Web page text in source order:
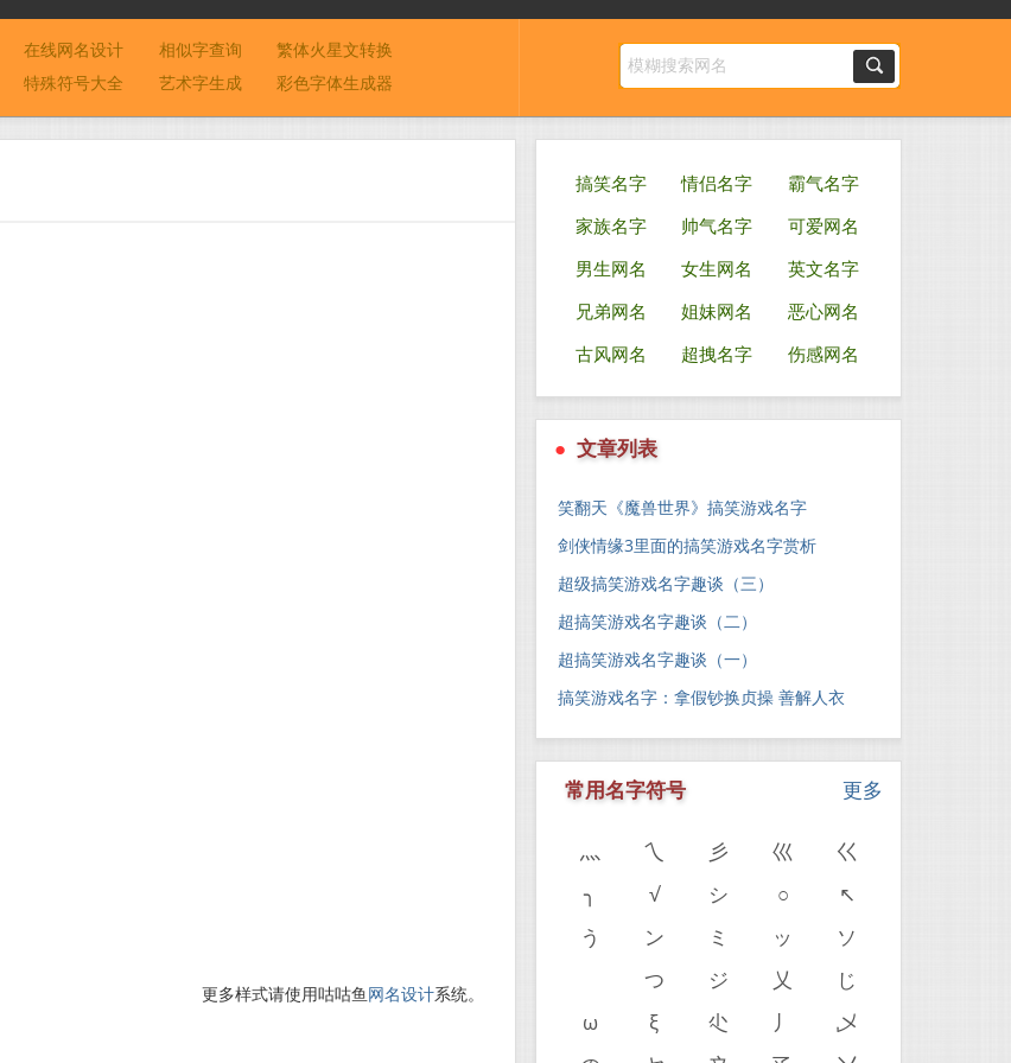
在线网名设计 相似字查询
繁体火星文转换
特殊符号大全
艺术字生成 彩色字体生成器
更多样式请使用咕咕鱼网名设计系统。
搞笑名字 情侣名字
霸气名字
家族名字
帅气名字
可爱网名
男生网名
女生网名
英文名字
兄弟网名
姐妹网名
恶心网名
古风网名
超拽名字 伤感网名
● 文章列表
笑翻天《魔兽世界》搞笑游戏名字
剑侠情缘3里面的搞笑游戏名字赏析
超级搞笑游戏名字趣谈（三）
超搞笑游戏名字趣谈（二）
超搞笑游戏名字趣谈（一）
搞笑游戏名字：拿假钞换贞操 善解人衣
更多
常用名字符号
灬 乀 彡 巛
巜
╮
√ シ ○
↖
う
ン ミ ッ
ソ
つ ジ 乂
じ
ω
ξ 尐 丿
乄